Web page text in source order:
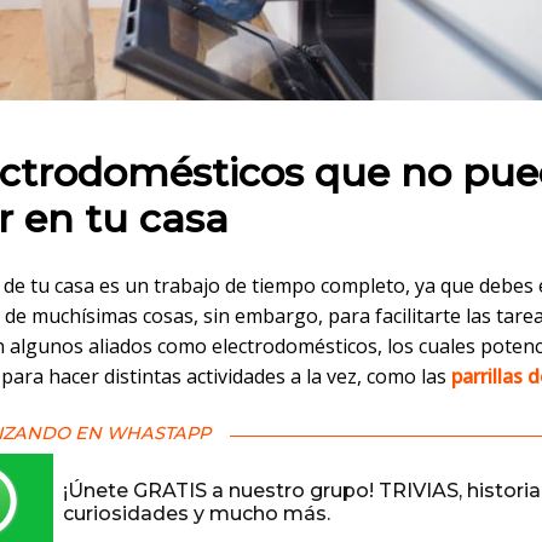
que no
en tu casa
de tu casa es un trabajo de tiempo completo, ya que debes
muchísimas cosas, sin embargo, para facilitarte las
algunos aliados como electrodomésticos, los cuales
hacer distintas actividades a la vez, como las parrillas
EN WHASTAPP
¡Únete GRATIS a nuestro grupo! TRIVIAS,
curiosidades y mucho más.